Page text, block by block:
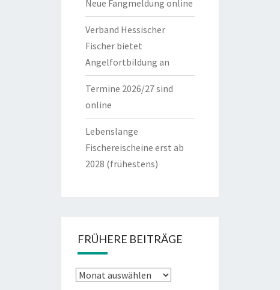
Neue Fangmeldung online
Verband Hessischer
Fischer bietet
Angelfortbildung an
Termine 2026/27 sind
online
Lebenslange
Fischereischeine erst ab
2028 (frühestens)
FRÜHERE BEITRÄGE
frühere